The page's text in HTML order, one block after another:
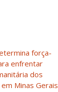
força-
enfrentar
dos
em Minas Gerais